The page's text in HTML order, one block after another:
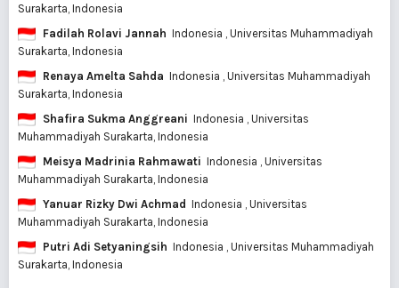
Surakarta, Indonesia
Fadilah Rolavi Jannah Indonesia , Universitas Muhammadiyah
Surakarta, Indonesia
Renaya Amelta Sahda Indonesia , Universitas Muhammadiyah
Surakarta, Indonesia
Shafira Sukma Anggreani Indonesia , Universitas
Muhammadiyah Surakarta, Indonesia
Meisya Madrinia Rahmawati Indonesia , Universitas
Muhammadiyah Surakarta, Indonesia
Yanuar Rizky Dwi Achmad Indonesia , Universitas
Muhammadiyah Surakarta, Indonesia
Putri Adi Setyaningsih Indonesia , Universitas Muhammadiyah
Surakarta, Indonesia